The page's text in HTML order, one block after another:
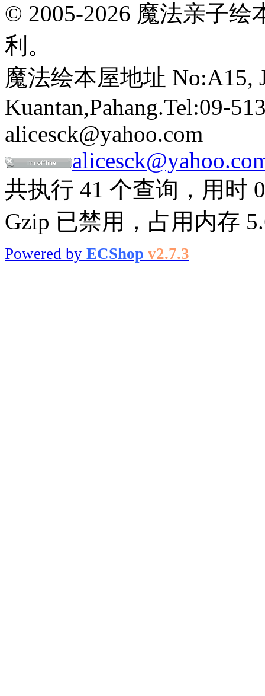
© 2005-2026 魔法亲子
利。
魔法绘本屋地址 No:A15,
Kuantan,Pahang.Tel:09-
alicesck@yahoo.com
共执行 41 个查询，用时
Gzip 已禁用，占用内存
Powered by ECShop v2.7.3